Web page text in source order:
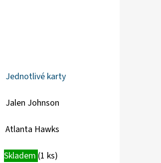
Jednotlivé karty
Jalen Johnson
Atlanta Hawks
Skladem (1 ks)